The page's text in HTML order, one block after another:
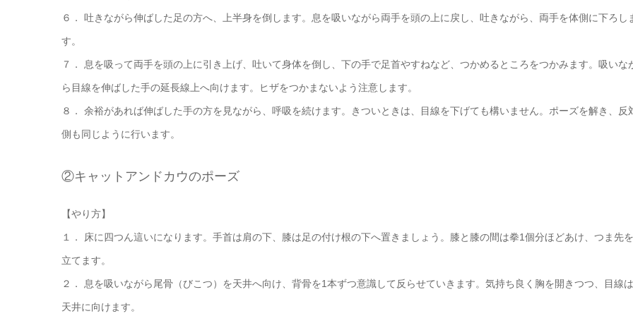
６． 吐きながら伸ばした足の方へ、上半身を倒します。息を吸いながら両手を頭の上に戻し、吐きながら、両手を体側に下ろし
す。
７． 息を吸って両手を頭の上に引き上げ、吐いて身体を倒し、下の手で足首やすねなど、つかめるところをつかみます。吸いな
ら目線を伸ばした手の延長線上へ向けます。ヒザをつかまないよう注意します。
８． 余裕があれば伸ばした手の方を見ながら、呼吸を続けます。きついときは、目線を下げても構いません。ポーズを解き、反
側も同じように行います。
②キャットアンドカウのポーズ
【やり方】
１． 床に四つん這いになります。手首は肩の下、膝は足の付け根の下へ置きましょう。膝と膝の間は拳1個分ほどあけ、つま先を
立てます。
２． 息を吸いながら尾骨（びこつ）を天井へ向け、背骨を1本ずつ意識して反らせていきます。気持ち良く胸を開きつつ、目線は
天井に向けます。